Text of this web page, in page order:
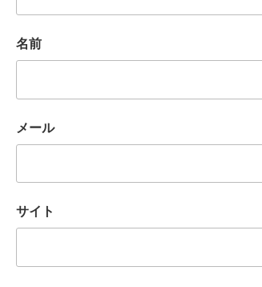
名前
メール
サイト